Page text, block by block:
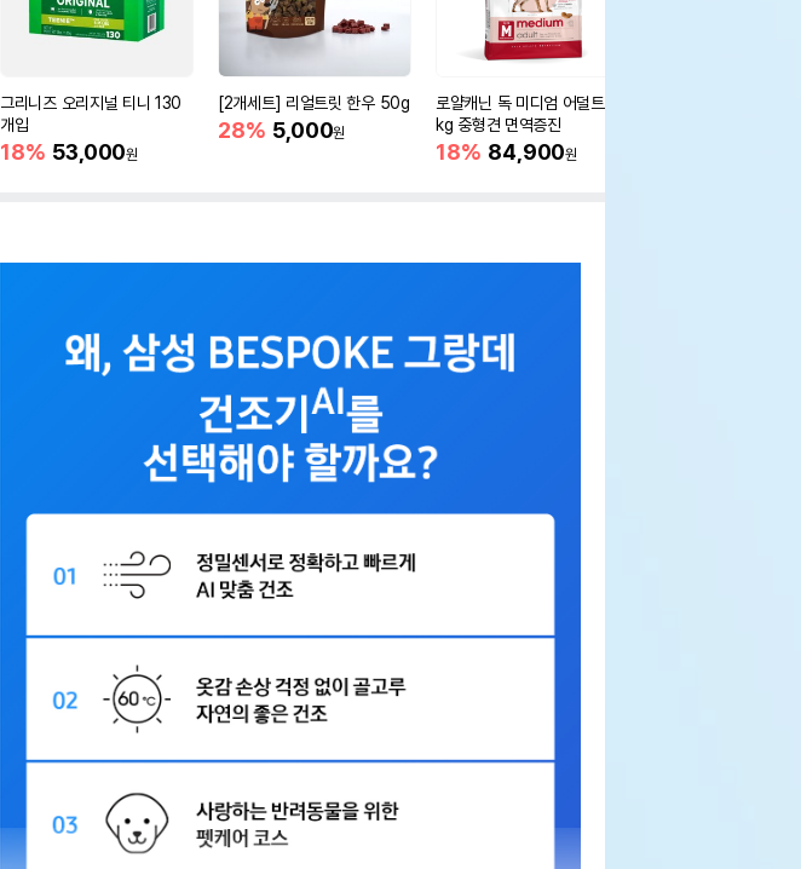
그리니즈 오리지널 티니 130
개입
18% 53,000원
[2개세트] 리얼트릿 한우 50g
28% 5,000원
로얄캐닌 독 미디엄 어덜트 10
kg 중형견 면역증진
18% 84,900원